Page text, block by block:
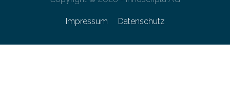
Impressum Datenschutz